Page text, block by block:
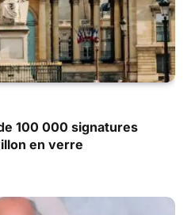
100 000 signatures
en verre